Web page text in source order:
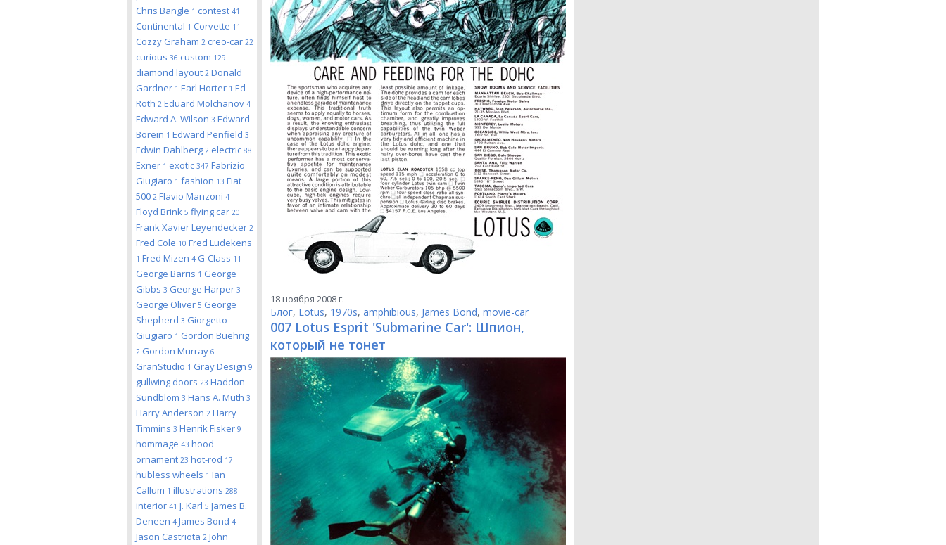
Chris Bangle 1 contest 41
Continental 1 Corvette 11
Cozzy Graham 2 creo-car 22
curious 36 custom 129
diamond layout 2 Donald
Gardner 1 Earl Horter 1 Ed
Roth 2 Eduard Molchanov 4
Edward A. Wilson 3 Edward
Borein 1 Edward Penfield 3
Edwin Dahlberg 2 electric 88
Exner 1 exotic 347 Fabrizio
Giugiaro 1 fashion 13 Fiat
500 2 Flavio Manzoni 4
Floyd Brink 5 flying car 20
Frank Xavier Leyendecker 2
Fred Cole 10 Fred Ludekens
1 Fred Mizen 4 G-Class 11
George Barris 1 George
Gibbs 3 George Harper 3
George Oliver 5 George
Shepherd 3 Giorgetto
Giugiaro 1 Gordon Buehrig
2 Gordon Murray 6
GranStudio 1 Gray Design 9
gullwing doors 23 Haddon
Sundblom 3 Hans A. Muth 3
Harry Anderson 2 Harry
Timmins 3 Henrik Fisker 9
hommage 43 hood
ornament 23 hot-rod 17
hubless wheels 1 Ian
Callum 1 illustrations 288
interior 41 J. Karl 5 James B.
Deneen 4 James Bond 4
Jason Castriota 2 John
18 ноября 2008 г.
Блог, Lotus, 1970s, amphibious, James Bond, movie-car
007 Lotus Esprit 'Submarine Car': Шпион,
который не тонет